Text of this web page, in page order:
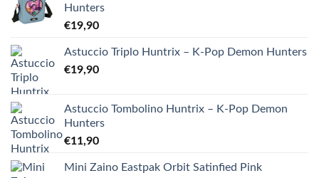
Hunters
€19,90
Astuccio Triplo Huntrix – K-Pop Demon Hunters
€19,90
Astuccio Tombolino Huntrix – K-Pop Demon
Hunters
€11,90
Mini Zaino Eastpak Orbit Satinfied Pink